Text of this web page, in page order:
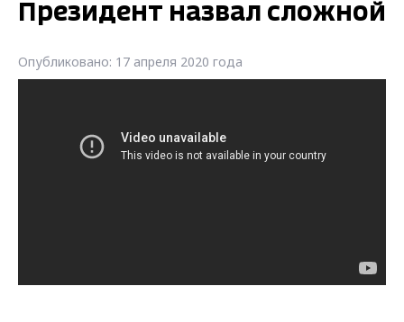
Президент назвал сложной
Опубликовано: 17 апреля 2020 года